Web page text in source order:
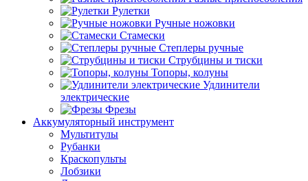
Рулетки
Ручные ножовки
Стамески
Степлеры ручные
Струбцины и тиски
Топоры, колуны
Удлинители
электрические
Фрезы
Аккумуляторный инструмент
Мультитулы
Рубанки
Краскопульты
Лобзики